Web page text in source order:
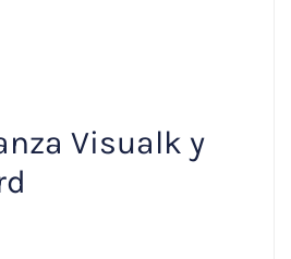
Visualk y